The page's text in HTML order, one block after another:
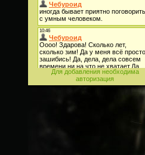
Для добавления необходима
авторизация